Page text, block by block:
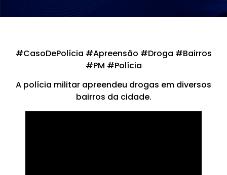
#CasoDePolícia #Apreensão #Droga #Bairros
#PM #Polícia
A polícia militar apreendeu drogas em diversos
bairros da cidade.